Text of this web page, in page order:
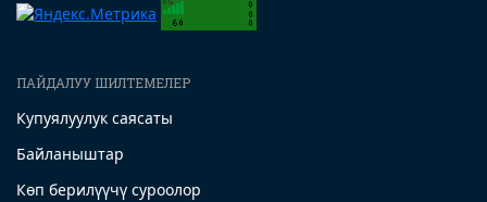
ПАЙДАЛУУ ШИЛТЕМЕЛЕР
Купуялуулук саясаты
Байланыштар
Көп берилүүчү суроолор